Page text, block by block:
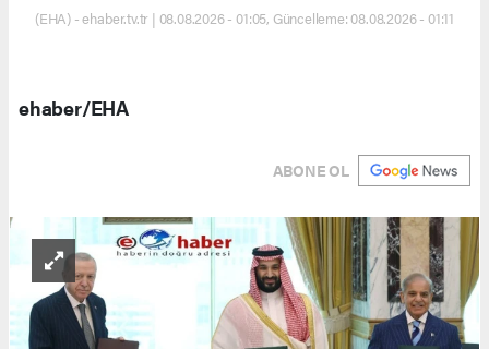
(EHA) - ehaber.tv.tr | 08.08.2026 - 01:05, Güncelleme: 08.08.2026 - 01:11
ehaber/EHA
ABONE OL